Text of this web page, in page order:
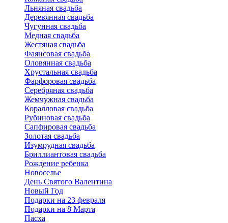
Льняная свадьба
Деревянная свадьба
Чугунная свадьба
Медная свадьба
Жестяная свадьба
Фаянсовая свадьба
Оловянная свадьба
Хрустальная свадьба
Фарфоровая свадьба
Серебряная свадьба
Жемчужная свадьба
Коралловая свадьба
Рубиновая свадьба
Сапфировая свадьба
Золотая свадьба
Изумрудная свадьба
Бриллиантовая свадьба
Рождение ребенка
Новоселье
День Святого Валентина
Новый Год
Подарки на 23 февраля
Подарки на 8 Марта
Пасха